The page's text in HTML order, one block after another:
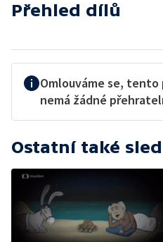
Přehled dílů
Omlouváme se,
nemá žádné
Ostatní také